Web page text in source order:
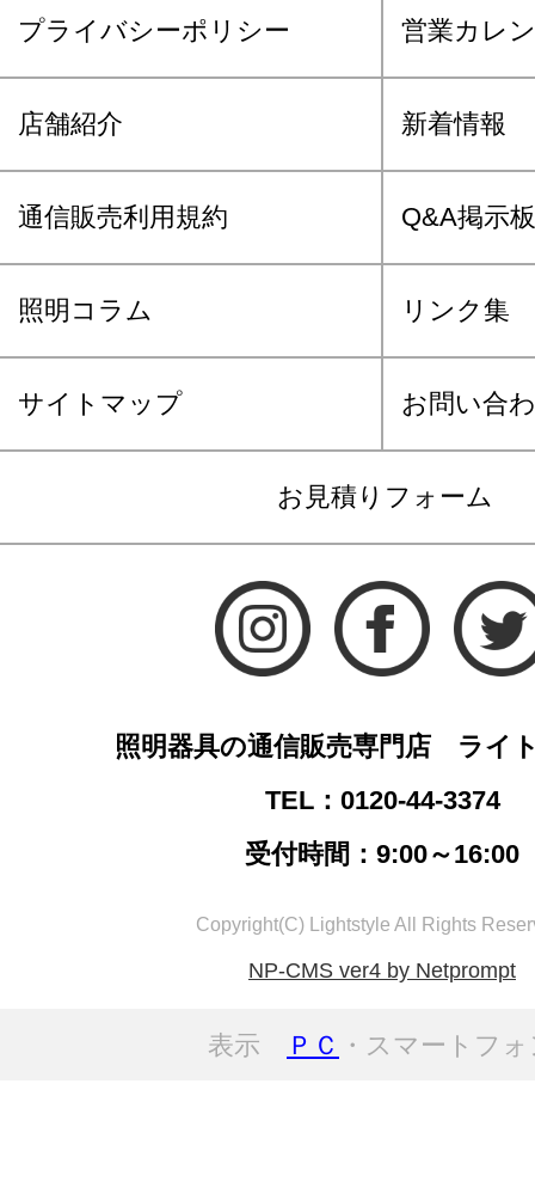
プライバシーポリシー 営業カレ
店舗紹介 新着情報
通信販売利用規約 Q&A掲示板
照明コラム リンク集
サイトマップ お問い合
お見積りフォーム
照明器具の通信販売専門店 ライ
TEL：0120-44-3374
受付時間：9:00～16:00
Copyright(C) Lightstyle All Rights
NP-CMS ver4 by Netprompt
表示 ＰＣ ・スマートフ